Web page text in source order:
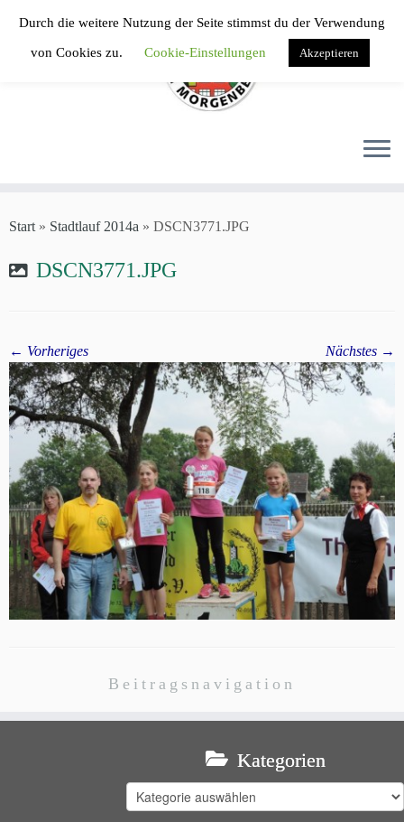
springen
Start » Stadtlauf 2014a » DSCN3771.JPG
DSCN3771.JPG
← Vorheriges Nächstes →
Beitragsnavigation
Kategorien
Kategorien
Durch die weitere Nutzung der Seite stimmst du der Verwendung
von Cookies zu. Cookie-Einstellungen Akzeptieren